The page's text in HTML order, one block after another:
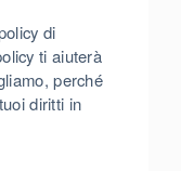
di
ti aiuterà
perché
diritti in